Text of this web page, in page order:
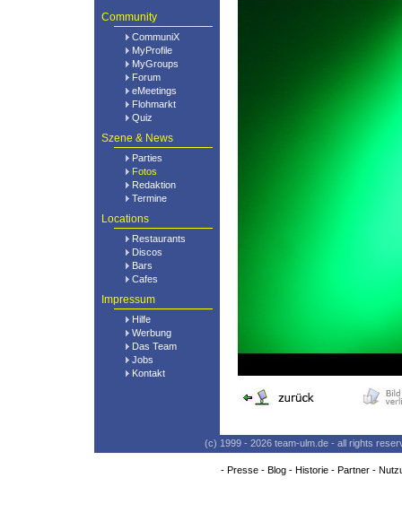
Community
CommuniX
MyProfile
MyGroups
Forum
eMeetings
Flohmarkt
Quiz
Szene & News
Parties
Fotos
Redaktion
Termine
Locations
Restaurants
Discos
Bars
Cafes
Impressum
Hilfe
Werbung
Das Team
Jobs
Kontakt
(c) 1999 - 2026 team-ulm.de - all rights
- Presse- Blog- Historie- Partner-